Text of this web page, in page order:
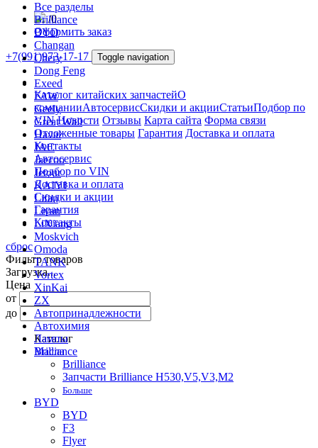
Все разделы
Brilliance
BYD
Changan
Chery
Dong Feng
Exeed
FAW
Geely
Great Wall
Haval
JAC
Jaecoo
Jetour
KAIYI
Lifan
Livan
LiXiang
Moskvich
Omoda
TANK
Vortex
XinKai
ZX
Автопринадлежности
Автохимия
Лампы
Масла
/0
Оформить заказ
+7(991)973-17-17 Toggle navigation
Каталог китайских запчастейО
компанииАвтосервисСкидки и акцииСтатьиПодбор по
VIN Новости Отзывы Карта сайта Форма связи
Отложенные товары Гарантия Доставка и оплата
Контакты
Автосервис
Подбор по VIN
Доставка и оплата
Скидки и акции
Гарантия
Контакты
сброс
Фильтр товаров
Загрузка...
Цена
от
до
Каталог
Brilliance
Brilliance
Запчасти Brilliance H530,V5,V3,M2
Больше
BYD
BYD
F3
Flyer